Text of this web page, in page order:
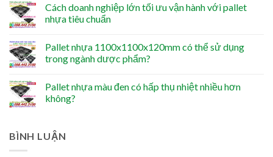
Cách doanh nghiệp lớn tối ưu vận hành với pallet
nhựa tiêu chuẩn
Pallet nhựa 1100x1100x120mm có thể sử dụng
trong ngành dược phẩm?
Pallet nhựa màu đen có hấp thụ nhiệt nhiều hơn
không?
BÌNH LUẬN